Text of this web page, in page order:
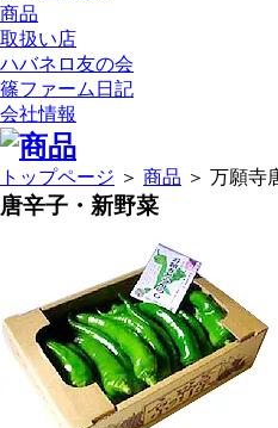
商品
取扱い店
ハバネロ友の会
篠ファーム日記
会社情報
トップページ ＞ 商品 ＞ 万願寺
唐辛子・新野菜